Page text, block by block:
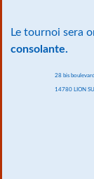
Le tournoi sera
consolante.
28 bis
14780 LION